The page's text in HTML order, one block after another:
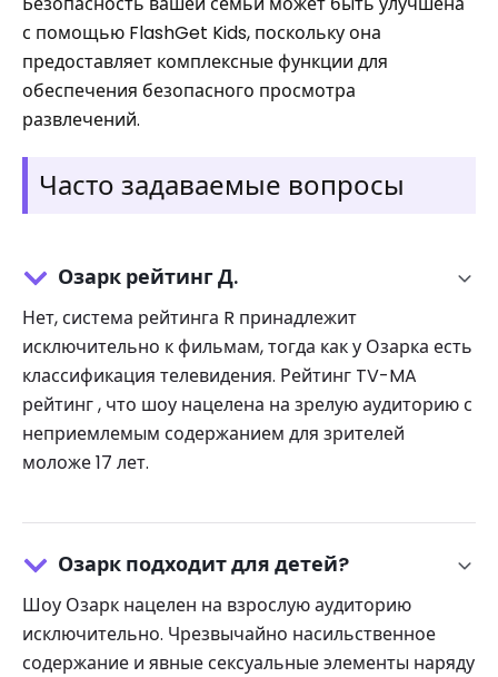
с помощью FlashGet Kids, поскольку она
предоставляет комплексные функции для
обеспечения безопасного просмотра
развлечений.
Часто задаваемые вопросы
Озарк рейтинг Д.
Нет, система рейтинга R принадлежит
исключительно к фильмам, тогда как у Озарка есть
классификация телевидения. Рейтинг TV-MA
рейтинг , что шоу нацелена на зрелую аудиторию с
неприемлемым содержанием для зрителей
моложе 17 лет.
Озарк подходит для детей?
Шоу Озарк нацелен на взрослую аудиторию
исключительно. Чрезвычайно насильственное
содержание и явные сексуальные элементы наряду